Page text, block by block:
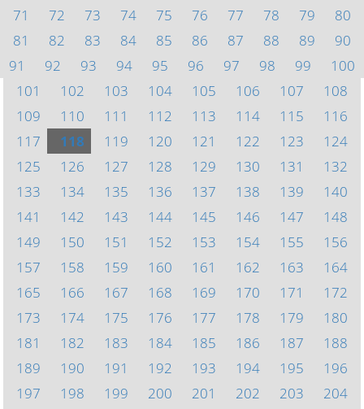
71
72 73 74 75 76 77 78 79
80
81
82 83 84 85 86 87 88 89
90
91
92 93 94 95 96 97 98 99
100
101
102 103 104 105 106 107
108
109
110 111 112 113 114 115
116
117
118 119 120 121 122 123
124
125
126 127 128 129 130 131
132
133
134 135 136 137 138 139
140
141
142 143 144 145 146 147
148
149
150 151 152 153 154 155
156
157
158 159 160 161 162 163
164
165
166 167 168 169 170 171
172
173
174 175 176 177 178 179
180
181
182 183 184 185 186 187
188
189
190 191 192 193 194 195
196
197
198 199 200 201 202 203
204